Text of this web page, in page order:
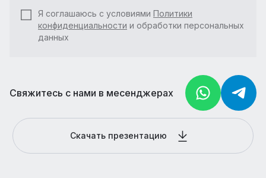
Я соглашаюсь с условиями Политики
конфиденциальности и обработки персональных
данных
Свяжитесь с нами в месенджерах
Скачать презентацию